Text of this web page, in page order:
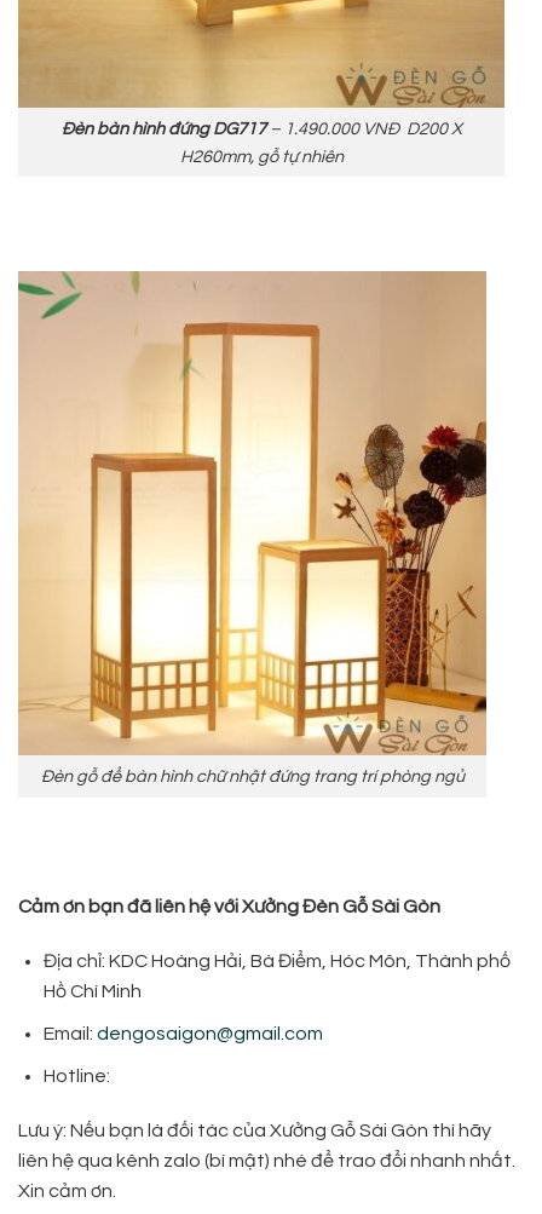
Đèn bàn hình đứng DG717– 1.490.000 VNĐ D200 X
H260mm, gỗ tự nhiên
Đèn gỗ để bàn hình chữ nhật đứng trang trí phòng ngủ
Cảm ơn bạn đã liên hệ với Xưởng Đèn Gỗ Sài Gòn
Địa chỉ: KDC Hoàng Hải, Bà Điểm, Hóc Môn, Thành phố
Hồ Chí Minh
Email: dengosaigon@gmail.com
Hotline:
Lưu ý: Nếu bạn là đối tác của Xưởng Gỗ Sài Gòn thì hãy
liên hệ qua kênh zalo (bí mật) nhé để trao đổi nhanh nhất.
Xin cảm ơn.